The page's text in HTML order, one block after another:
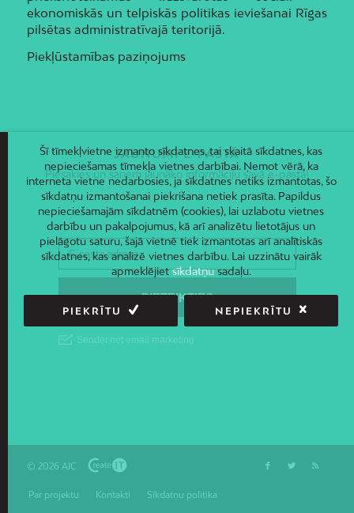
ekonomiskās un telpiskās politikas ieviešanai Rīgas
pilsētas administratīvajā teritorijā.
Piekļūstamības paziņojums
JAUNUMI E-PASTĀ
Piesakies un saņem jaunāko informāciju savā e-pastā!
© 2026 AIC
Par projektu Kontakti Sīkdatņu politika
Šī tīmekļvietne izmanto sīkdatnes, tai skaitā sīkdatnes, kas
nepieciešamas tīmekļa vietnes darbībai. Ņemot vērā, ka
interneta vietne nedarbosies, ja sīkdatnes netiks izmantotas, šo
sīkdatņu izmantošanai piekrišana netiek prasīta. Papildus
nepieciešamajām sīkdatnēm (cookies), lai uzlabotu vietnes
darbību un pakalpojumus, kā arī analizētu lietotājus un
pielāgotu saturu, šajā vietnē tiek izmantotas arī analītiskās
sīkdatnes, kas analizē vietnes darbību. Lai uzzinātu vairāk
apmeklējietsīkdatņusadaļu.
PIEKRĪTU NEPIEKRĪTU